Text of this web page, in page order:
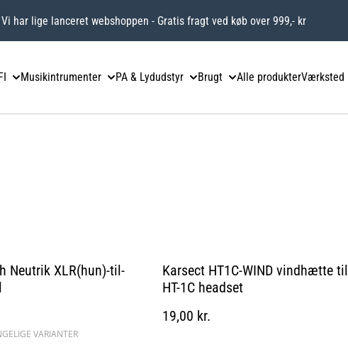
Vi har lige lanceret webshoppen - Gratis fragt ved køb over 999,- kr
Musikintrumenter PA & Lydudstyr Brugt Alle produkterVærksted
Neutrik XLR(hun)-til-
VARIANTER
Karsect HT1C-WIND vindhætte til
HT-1C headset
19,00 kr.